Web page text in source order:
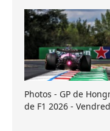
Photos - GP de
de F1 2026 -